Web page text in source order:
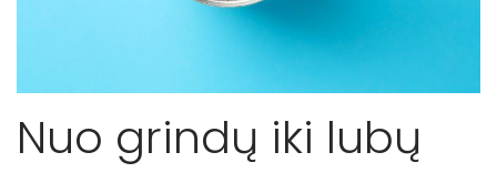
Nuo grindų iki lubų